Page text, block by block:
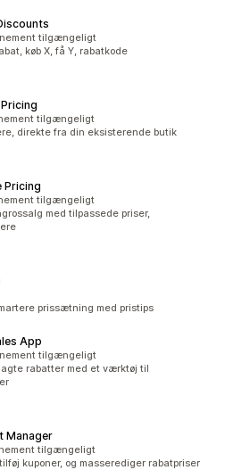
tilgængeligt
køb X, få Y, rabatkode
tilgængeligt
direkte fra din eksisterende butik
Pricing
tilgængeligt
med tilpassede priser,
prissætning med pristips
App
tilgængeligt
rabatter med et værktøj til
Manager
tilgængeligt
kuponer, og masserediger rabatpriser